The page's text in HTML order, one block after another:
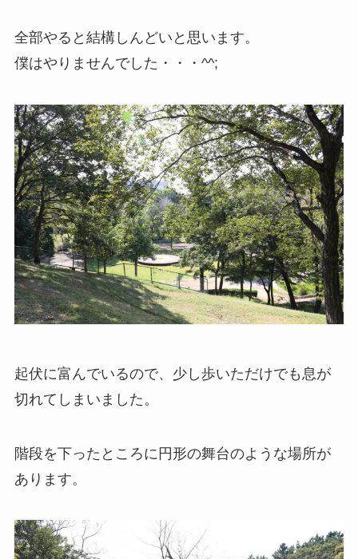
全部やると結構しんどいと思います。
僕はやりませんでした・・・^^;
起伏に富んでいるので、少し歩いただけでも息が
切れてしまいました。
階段を下ったところに円形の舞台のような場所が
あります。